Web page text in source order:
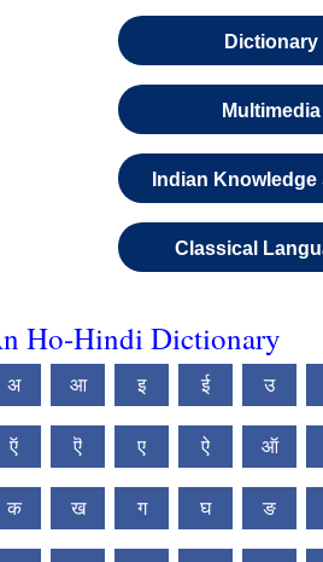
Dictionary
Multimedia
Indian Knowledge
Classical
Ho-Hindi Dictionary
अ आ इ ई उ
ऍ ऎ ए ऐ ऑ
क ख ग घ ङ